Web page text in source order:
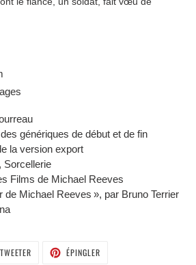
génériques de début et de fin
la version export
Sorcellerie
Films de Michael Reeves
de Michael Reeves », par Bruno Terrier
TWEETER TWEETER ÉPINGLER